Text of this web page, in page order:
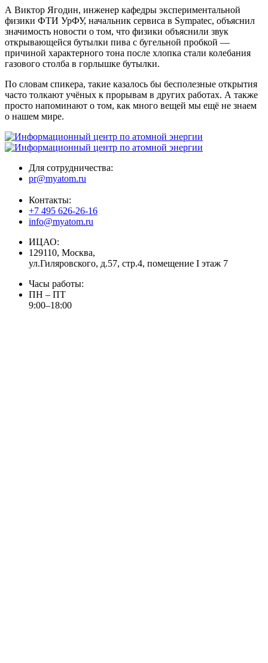
А Виктор Ягодин, инженер кафедры экспериментальной
физики ФТИ УрФУ, начальник сервиса в Sympatec, объяснил
значимость новости о том, что физики объяснили звук
открывающейся бутылки пива с бугельной пробкой —
причиной характерного тона после хлопка стали колебания
газового столба в горлышке бутылки.
По словам спикера, такие казалось бы бесполезные открытия
часто толкают учёных к прорывам в других работах. А также
просто напоминают о том, как много вещей мы ещё не знаем
о нашем мире.
Для сотрудничества:
pr@myatom.ru
Контакты:
+7 495 626-26-16
info@myatom.ru
ИЦАО:
129110, Москва,
ул.Гиляровского, д.57, стр.4, помещение I этаж 7
Часы работы:
ПН – ПТ
9:00–18:00